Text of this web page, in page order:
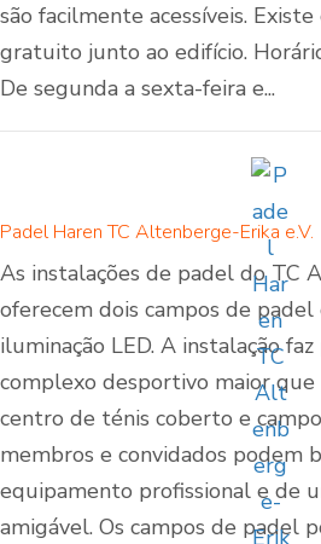
são facilmente acessíveis.
gratuito junto ao edifício.
De segunda a sexta-feira e...
Padel Haren TC Altenberge-Erika e.V.
As instalações de padel do TC
oferecem dois campos de
iluminação LED. A instalação
complexo desportivo maior
centro de ténis coberto e
membros e convidados podem
equipamento profissional e de
amigável. Os campos de padel